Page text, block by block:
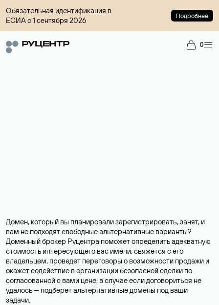
Обязательная идентификация в
ЕСИА с 1 сентября 2026
Подробнее
0
Домен, который вы планировали зарегистрировать, занят, и
вам не подходят свободные альтернативные варианты?
Доменный брокер Руцентра поможет определить адекватную
стоимость интересующего вас имени, свяжется с его
владельцем, проведет переговоры о возможности продажи и
окажет содействие в организации безопасной сделки по
согласованной с вами цене, в случае если договориться не
удалось — подберет альтернативные домены под ваши
задачи.